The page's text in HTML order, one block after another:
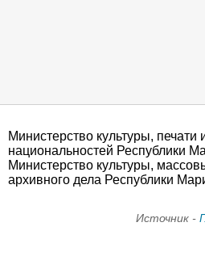
Министерство культуры, печати
национальностей Республики
Министерство культуры,
архивного дела Республики
Источник -